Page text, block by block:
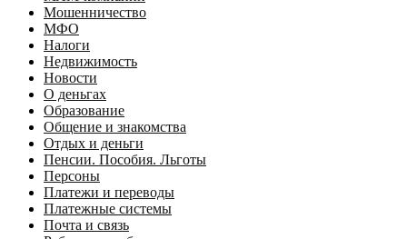
Мошенничество
МФО
Налоги
Недвижимость
Новости
О деньгах
Образование
Общение и знакомства
Отдых и деньги
Пенсии. Пособия. Льготы
Персоны
Платежи и переводы
Платежные системы
Почта и связь